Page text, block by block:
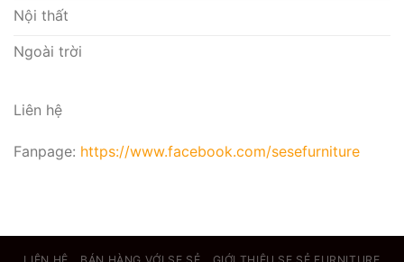
Nội thất
Ngoài trời
Liên hệ
Fanpage: https://www.facebook.com/sesefurniture